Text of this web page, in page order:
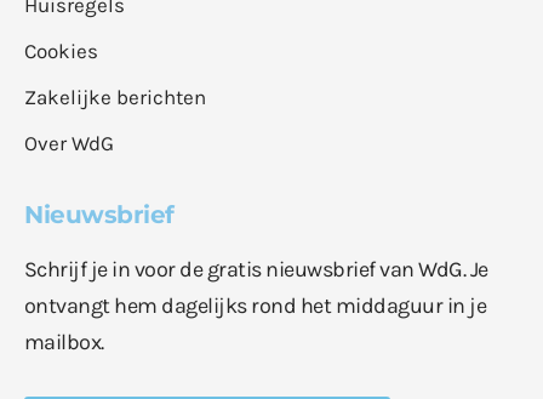
Cookies
Zakelijke berichten
Over WdG
Nieuwsbrief
Schrijf je in voor de gratis nieuwsbrief van WdG. Je
ontvangt hem dagelijks rond het middaguur in je
mailbox.